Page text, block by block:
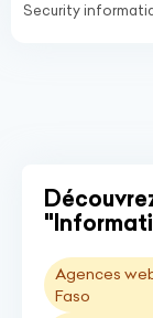
Security
Agences
Faso